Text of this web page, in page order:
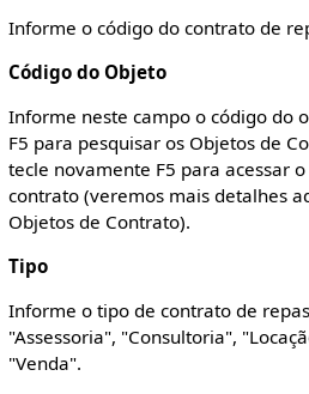
Informe o código do contrato de
Código do Objeto
Informe neste campo o código do
F5 para pesquisar os Objetos de
tecle novamente F5 para acessar
contrato (veremos mais detalhes
Objetos de Contrato).
Tipo
Informe o tipo de contrato de
"Assessoria", "Consultoria",
"Venda".